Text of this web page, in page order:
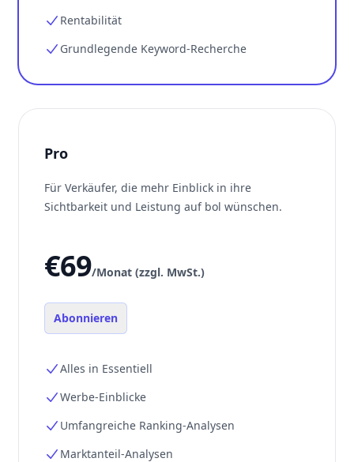
Rentabilität
Grundlegende Keyword-Recherche
Pro
Für Verkäufer, die mehr Einblick in ihre
Sichtbarkeit und Leistung auf bol wünschen.
€69/Monat (zzgl. MwSt.)
Abonnieren
Alles in Essentiell
Werbe-Einblicke
Umfangreiche Ranking-Analysen
Marktanteil-Analysen